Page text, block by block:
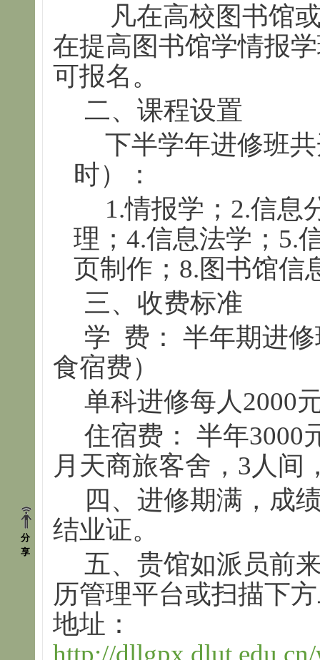
分
享
凡在高校图书馆
在提高图书馆学情报
可报名。
二、课程设置
下半学年进修班
时）：
1.情报学；2.信息
理；4.信息法学；5.
页制作；8.图书馆信
三、收费标准
学 费： 半年期进
食宿费）
单科进修每人2000
住宿费： 半年3000
月天商旅客舍，3人间
四、进修期满，成
结业证。
五、贵馆如派员前
历管理平台或扫描下
地址：
http://